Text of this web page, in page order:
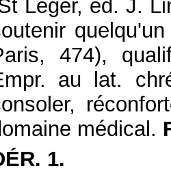
Léger, éd. J.
474),
au lat.
médical.
1.